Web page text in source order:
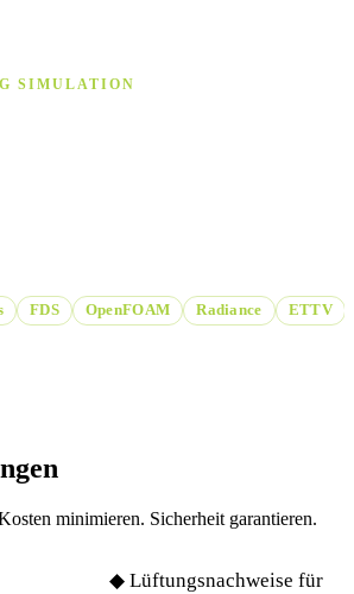
SIMULATION
FDS OpenFOAM Radiance ETTV
minimieren. Sicherheit garantieren.
◆ Lüftungsnachweise für